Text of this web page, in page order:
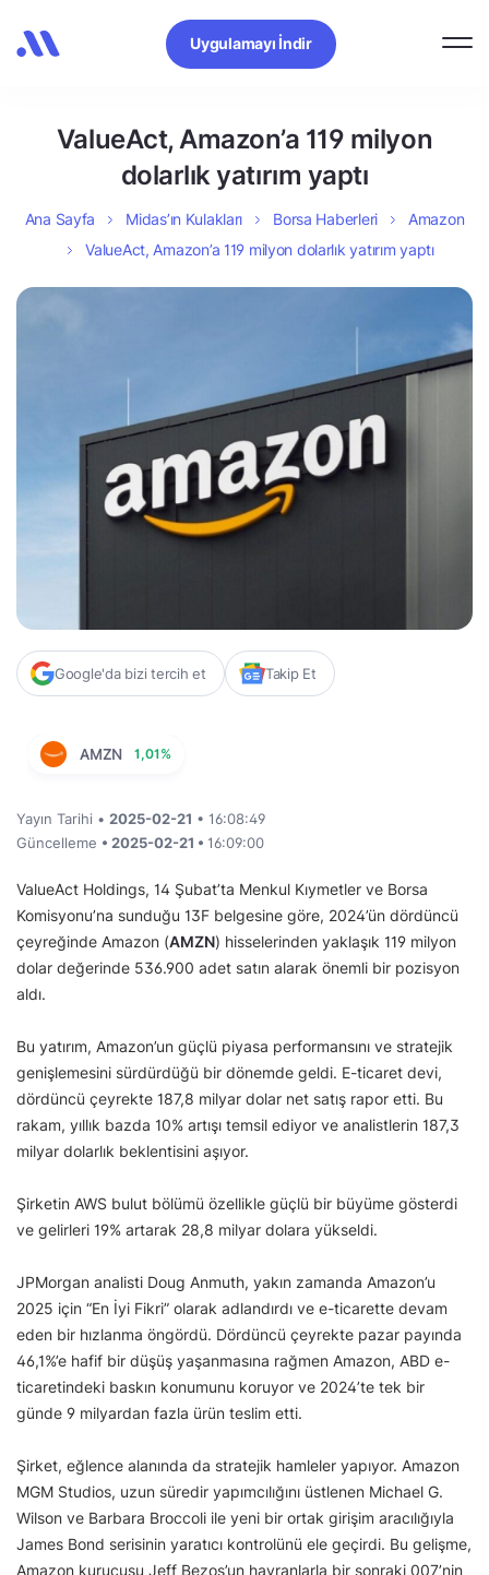
Uygulamayı İndir
ValueAct, Amazon’a 119 milyon
dolarlık yatırım yaptı
Ana Sayfa Midas’ın Kulakları Borsa Haberleri
Amazon
ValueAct, Amazon’a 119 milyon dolarlık yatırım yaptı
Google'da bizi tercih et Takip Et
AMZN 1,01%
Yayın Tarihi • 2025-02-21 • 16:08:49
Güncelleme • 2025-02-21 • 16:09:00
ValueAct Holdings, 14 Şubat’ta Menkul Kıymetler ve Borsa
Komisyonu’na sunduğu 13F belgesine göre, 2024’ün dördüncü
çeyreğinde Amazon (AMZN) hisselerinden yaklaşık 119 milyon
dolar değerinde 536.900 adet satın alarak önemli bir pozisyon
aldı.
Bu yatırım, Amazon’un güçlü piyasa performansını ve stratejik
genişlemesini sürdürdüğü bir dönemde geldi. E-ticaret devi,
dördüncü çeyrekte 187,8 milyar dolar net satış rapor etti. Bu
rakam, yıllık bazda 10% artışı temsil ediyor ve analistlerin 187,3
milyar dolarlık beklentisini aşıyor.
Şirketin AWS bulut bölümü özellikle güçlü bir büyüme gösterdi
ve gelirleri 19% artarak 28,8 milyar dolara yükseldi.
JPMorgan analisti Doug Anmuth, yakın zamanda Amazon’u
2025 için “En İyi Fikri” olarak adlandırdı ve e-ticarette devam
eden bir hızlanma öngördü. Dördüncü çeyrekte pazar payında
46,1%’e hafif bir düşüş yaşanmasına rağmen Amazon, ABD e-
ticaretindeki baskın konumunu koruyor ve 2024’te tek bir
günde 9 milyardan fazla ürün teslim etti.
Şirket, eğlence alanında da stratejik hamleler yapıyor. Amazon
MGM Studios, uzun süredir yapımcılığını üstlenen Michael G.
Wilson ve Barbara Broccoli ile yeni bir ortak girişim aracılığıyla
James Bond serisinin yaratıcı kontrolünü ele geçirdi. Bu gelişme,
Amazon kurucusu Jeff Bezos’un hayranlarla bir sonraki 007’nin